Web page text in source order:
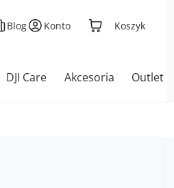
Blog Konto Koszyk
DJI Care Akcesoria Outlet